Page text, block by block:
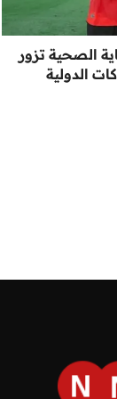
الصحية تزور
الدولية